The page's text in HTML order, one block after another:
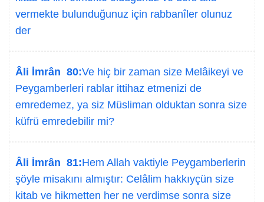
vermekte bulunduğunuz için rabbanîler olunuz
der
Âli İmrân 80:Ve hiç bir zaman size Melâikeyi ve
Peygamberleri rablar ittihaz etmenizi de
emredemez, ya siz Müsliman olduktan sonra size
küfrü emredebilir mi?
Âli İmrân 81:Hem Allah vaktiyle Peygamberlerin
şöyle misakını almıştır: Celâlim hakkıyçün size
kitab ve hikmetten her ne verdimse sonra size